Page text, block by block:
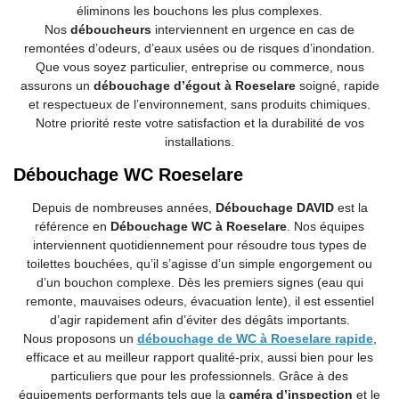
éliminons les bouchons les plus complexes.
Nos déboucheurs interviennent en urgence en cas de
remontées d’odeurs, d’eaux usées ou de risques d’inondation.
Que vous soyez particulier, entreprise ou commerce, nous
assurons un débouchage d’égout à Roeselaresoigné, rapide
et respectueux de l’environnement, sans produits chimiques.
Notre priorité reste votre satisfaction et la durabilité de vos
installations.
Débouchage WC Roeselare
Depuis de nombreuses années, Débouchage DAVIDest la
référence en Débouchage WC à Roeselare . Nos équipes
interviennent quotidiennement pour résoudre tous types de
toilettes bouchées, qu’il s’agisse d’un simple engorgement ou
d’un bouchon complexe. Dès les premiers signes (eau qui
remonte, mauvaises odeurs, évacuation lente), il est essentiel
d’agir rapidement afin d’éviter des dégâts importants.
Nous proposons un débouchage de WC à Roeselare rapide,
efficace et au meilleur rapport qualité-prix, aussi bien pour les
particuliers que pour les professionnels. Grâce à des
équipements performants tels que la caméra d’inspection et le